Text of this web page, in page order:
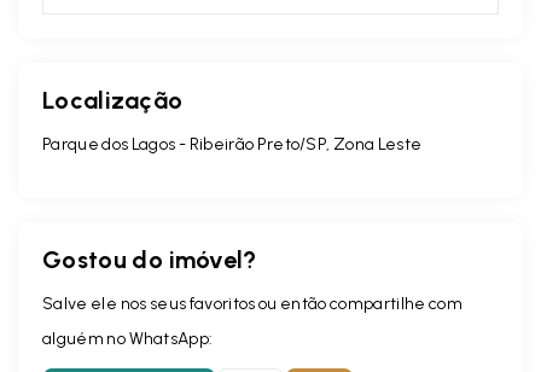
Localização
Parque dos Lagos - Ribeirão Preto/SP, Zona Leste
Gostou do imóvel?
Salve ele nos seus favoritos ou então compartilhe com
alguém no WhatsApp: